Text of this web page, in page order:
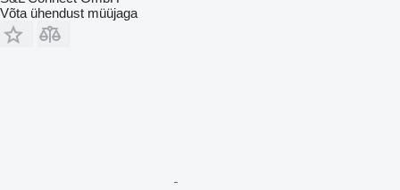
Võta ühendust müüjaga